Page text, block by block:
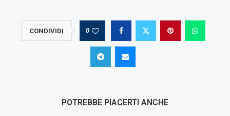
CONDIVIDI 0
POTREBBE PIACERTI ANCHE